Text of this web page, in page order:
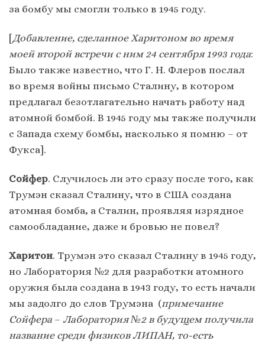
за бомбу мы смогли только в 1945 году.
[Добавление, сделанное Харитоном во время
моей второй встречи с ним 24 сентября 1993 года:
Было также известно, что Г. Н. Флеров послал
во время войны письмо Сталину, в котором
предлагал безотлагательно начать работу над
атомной бомбой. В 1945 году мы также получили
с Запада схему бомбы, насколько я помню – от
Фукса].
Сойфер. Случилось ли это сразу после того, как
Трумэн сказал Сталину, что в США создана
атомная бомба, а Сталин, проявляя изрядное
самообладание, даже и бровью не повел?
Харитон. Трумэн это сказал Сталину в 1945 году,
но Лаборатория №2 для разработки атомного
оружия была создана в 1943 году, то есть начали
мы задолго до слов Трумэна (примечание
Сойфера – Лаборатория №2 в будущем получила
название среди физиков ЛИПАН, то-есть